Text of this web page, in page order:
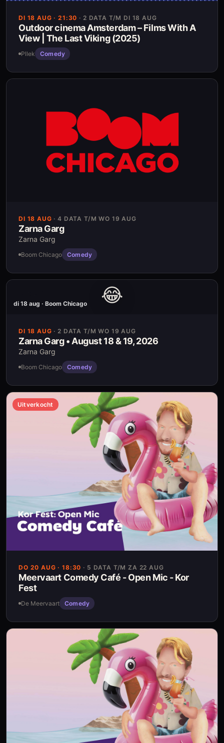
DI 18 AUG · 21:30 · 2 DATA T/M DI 18 AUG
Outdoor cinema Amsterdam – Films With A
View | The Last Viking (2025)
Pllek Comedy
DI 18 AUG ·4 DATA T/M WO 19 AUG
Zarna Garg
Zarna Garg
Boom Chicago Comedy
😂
di 18 aug · Boom Chicago
DI 18 AUG ·2 DATA T/M WO 19 AUG
Zarna Garg • August 18 & 19, 2026
Zarna Garg
Boom Chicago Comedy
Uitverkocht
DO 20 AUG · 18:30 · 5 DATA T/M ZA 22 AUG
Meervaart Comedy Café - Open Mic - Kor
Fest
De Meervaart Comedy